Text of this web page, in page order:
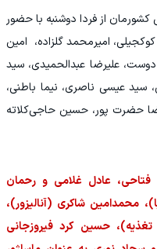
از فردا دوشنبه با حضور
کوکجیلی، امیرمحمد گلزاده، امین
دوست، علیرضا عبدالحمیدی، سید
عیسی ناصری، نیما باطنی،
حضرت پور، حسین حاجی‌کلاته
عادل غلامی و رحمان
محمدامین شاکری (آنالیزور)،
حسین کرد فیروزجانی